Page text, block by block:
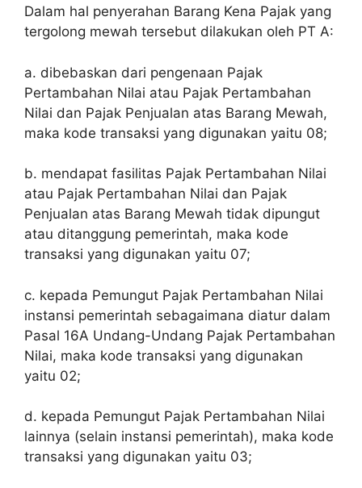
Dalam hal penyerahan Barang Kena Pajak yang
tergolong mewah tersebut dilakukan oleh PT A:
a. dibebaskan dari pengenaan Pajak
Pertambahan Nilai atau Pajak Pertambahan
Nilai dan Pajak Penjualan atas Barang Mewah,
maka kode transaksi yang digunakan yaitu 08;
b. mendapat fasilitas Pajak Pertambahan Nilai
atau Pajak Pertambahan Nilai dan Pajak
Penjualan atas Barang Mewah tidak dipungut
atau ditanggung pemerintah, maka kode
transaksi yang digunakan yaitu 07;
c. kepada Pemungut Pajak Pertambahan Nilai
instansi pemerintah sebagaimana diatur dalam
Pasal 16A Undang-Undang Pajak Pertambahan
Nilai, maka kode transaksi yang digunakan
yaitu 02;
d. kepada Pemungut Pajak Pertambahan Nilai
lainnya (selain instansi pemerintah), maka kode
transaksi yang digunakan yaitu 03;